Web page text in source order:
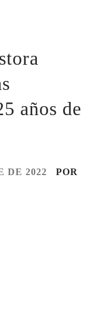
años de
DE 2022
POR